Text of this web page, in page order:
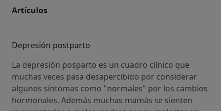
Bipolar.
personas con enfermedades mentales).
Multiprofesional de Atención Familiar y Comunitaria
de Valencia.
Donde trabajo como psiquiatra en Valencia:
Artículos
Depresión postparto
La depresión posparto es un cuadro clínico que
muchas veces pasa desapercibido por considerar
algunos síntomas como "normales" por los cambios
hormonales. Además muchas mamás se sienten